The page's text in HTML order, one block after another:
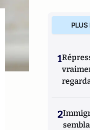
PLUS
1
2